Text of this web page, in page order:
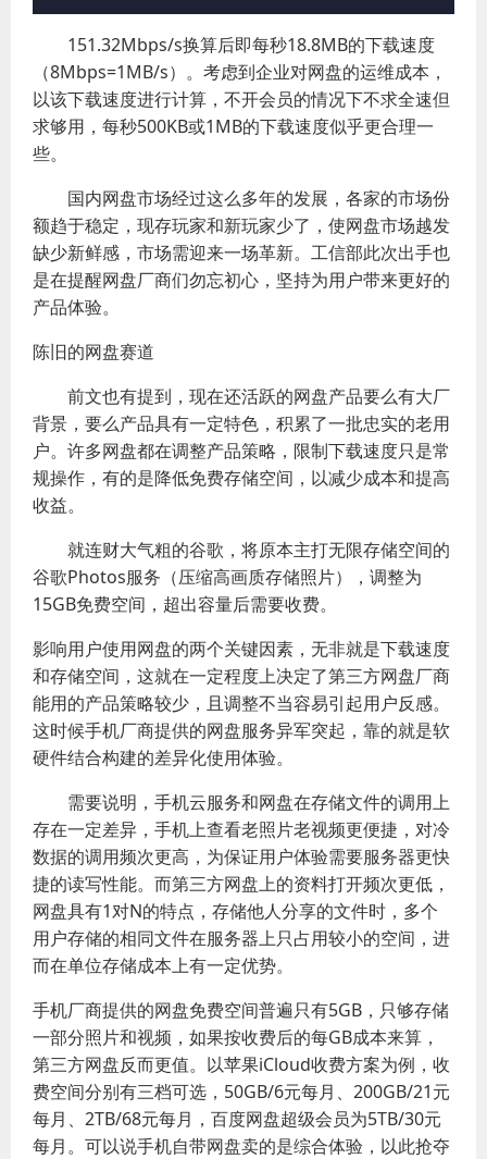
151.32Mbps/s换算后即每秒18.8MB的下载速度
（8Mbps=1MB/s）。考虑到企业对网盘的运维成本，
以该下载速度进行计算，不开会员的情况下不求全速但
求够用，每秒500KB或1MB的下载速度似乎更合理一
些。
国内网盘市场经过这么多年的发展，各家的市场份
额趋于稳定，现存玩家和新玩家少了，使网盘市场越发
缺少新鲜感，市场需迎来一场革新。工信部此次出手也
是在提醒网盘厂商们勿忘初心，坚持为用户带来更好的
产品体验。
陈旧的网盘赛道
前文也有提到，现在还活跃的网盘产品要么有大厂
背景，要么产品具有一定特色，积累了一批忠实的老用
户。许多网盘都在调整产品策略，限制下载速度只是常
规操作，有的是降低免费存储空间，以减少成本和提高
收益。
就连财大气粗的谷歌，将原本主打无限存储空间的
谷歌Photos服务（压缩高画质存储照片），调整为
15GB免费空间，超出容量后需要收费。
影响用户使用网盘的两个关键因素，无非就是下载速度
和存储空间，这就在一定程度上决定了第三方网盘厂商
能用的产品策略较少，且调整不当容易引起用户反感。
这时候手机厂商提供的网盘服务异军突起，靠的就是软
硬件结合构建的差异化使用体验。
需要说明，手机云服务和网盘在存储文件的调用上
存在一定差异，手机上查看老照片老视频更便捷，对冷
数据的调用频次更高，为保证用户体验需要服务器更快
捷的读写性能。而第三方网盘上的资料打开频次更低，
网盘具有1对N的特点，存储他人分享的文件时，多个
用户存储的相同文件在服务器上只占用较小的空间，进
而在单位存储成本上有一定优势。
手机厂商提供的网盘免费空间普遍只有5GB，只够存储
一部分照片和视频，如果按收费后的每GB成本来算，
第三方网盘反而更值。以苹果iCloud收费方案为例，收
费空间分别有三档可选，50GB/6元每月、200GB/21元
每月、2TB/68元每月，百度网盘超级会员为5TB/30元
每月。可以说手机自带网盘卖的是综合体验，以此抢夺